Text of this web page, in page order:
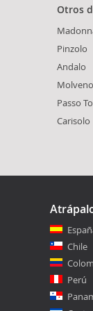
Otros
Pinzolo
Andalo
Molveno
Passo
Carisolo
Chile
Perú